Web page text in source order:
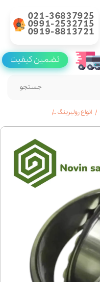
021-36837925
0991-2532715
0919-8813721
جستجو
تضمین کیفیت
انواع رولبرینگ